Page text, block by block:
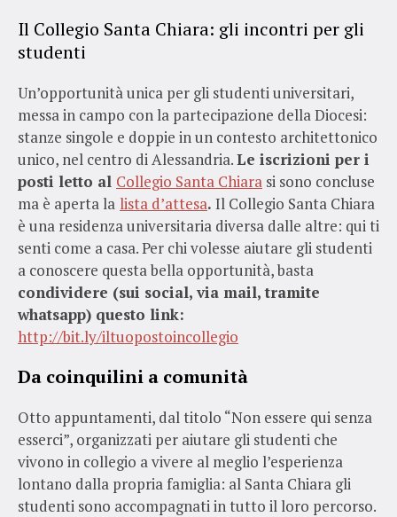
Il Collegio Santa Chiara: gli incontri per gli
studenti
Un’opportunità unica per gli studenti universitari,
messa in campo con la partecipazione della Diocesi:
stanze singole e doppie in un contesto architettonico
unico, nel centro di Alessandria.Le iscrizioni per i
posti letto al Collegio Santa Chiara si sono concluse
ma è aperta la lista d’attesa. Il Collegio Santa Chiara
è una residenza universitaria diversa dalle altre: qui ti
senti come a casa. Per chi volesse aiutare gli studenti
a conoscere questa bella opportunità, basta
condividere (sui social, via mail, tramite
whatsapp) questo link:
http://bit.ly/iltuopostoincollegio
Da coinquilini a comunità
Otto appuntamenti, dal titolo “Non essere qui senza
esserci”, organizzati per aiutare gli studenti che
vivono in collegio a vivere al meglio l’esperienza
lontano dalla propria famiglia: al Santa Chiara gli
studenti sono accompagnati in tutto il loro percorso.